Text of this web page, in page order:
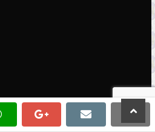
whatsappgoogle+ email
scroll